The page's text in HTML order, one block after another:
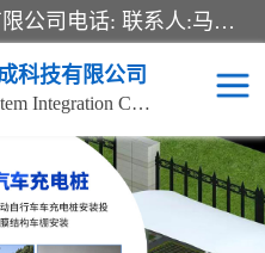
苏州迈凯隆系统集成科技有限公司电话: 联系人:马杰森 销售安装视频监控、报警系统、电话交换机、门禁考勤、巡更系统、呼叫对讲系统、停车场道闸、智能家居、广播系统、综合布线、办公设备、电子商务软件、网络工程、酒店门锁系列 系统集成、VOD视频点播、LED显示屏、节能产品、USP电源、收银机等弱电及智能化项目。
科技有限公司
Suzhou MaikailongSystem Integration Co., Ltd.
电瓶车充电桩